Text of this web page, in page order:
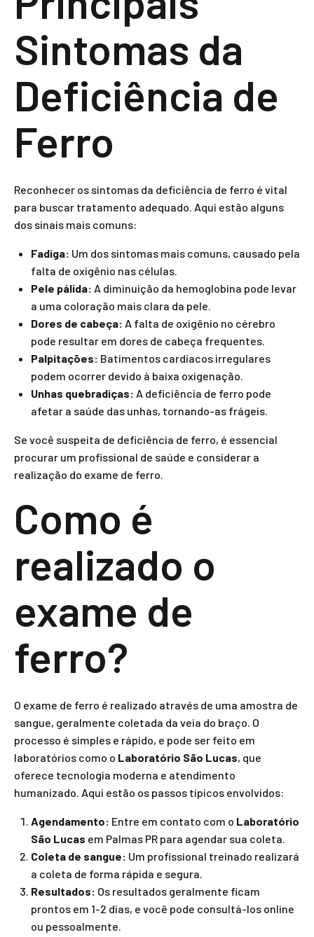
Sintomas da
Deficiência de
Ferro
Reconhecer os sintomas da deficiência de ferro é vital
para buscar tratamento adequado. Aqui estão alguns
dos sinais mais comuns:
Fadiga: Um dos sintomas mais comuns, causado pela
falta de oxigênio nas células.
Pele pálida: A diminuição da hemoglobina pode levar
a uma coloração mais clara da pele.
Dores de cabeça: A falta de oxigênio no cérebro
pode resultar em dores de cabeça frequentes.
Palpitações: Batimentos cardíacos irregulares
podem ocorrer devido à baixa oxigenação.
Unhas quebradiças: A deficiência de ferro pode
afetar a saúde das unhas, tornando-as frágeis.
Se você suspeita de deficiência de ferro, é essencial
procurar um profissional de saúde e considerar a
realização do exame de ferro.
Como é
realizado o
exame de
ferro?
O exame de ferro é realizado através de uma amostra de
sangue, geralmente coletada da veia do braço. O
processo é simples e rápido, e pode ser feito em
laboratórios como o Laboratório São Lucas, que
oferece tecnologia moderna e atendimento
humanizado. Aqui estão os passos típicos envolvidos:
Agendamento: Entre em contato com o Laboratório
São Lucas em Palmas PR para agendar sua coleta.
Coleta de sangue: Um profissional treinado realizará
a coleta de forma rápida e segura.
Resultados: Os resultados geralmente ficam
prontos em 1-2 dias, e você pode consultá-los online
ou pessoalmente.